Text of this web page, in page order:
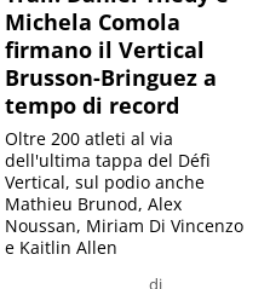
Michela Comola
firmano il Vertical
Brusson-Bringuez a
tempo di record
di
Oltre 200 atleti al via
dell'ultima tappa del Défì
Vertical, sul podio anche
Mathieu Brunod, Alex
Noussan, Miriam Di Vincenzo
e Kaitlin Allen